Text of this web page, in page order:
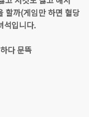
할까(게임만 하면 혈당
석입니다.
다 문뜩